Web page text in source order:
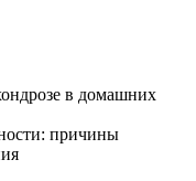
в домашних
причины